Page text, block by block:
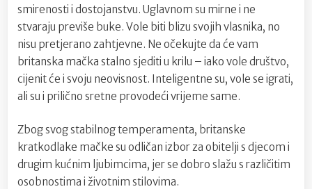
smirenosti i dostojanstvu. Uglavnom su mirne i ne
stvaraju previše buke. Vole biti blizu svojih vlasnika, no
nisu pretjerano zahtjevne. Ne očekujte da će vam
britanska mačka stalno sjediti u krilu – iako vole društvo,
cijenit će i svoju neovisnost. Inteligentne su, vole se igrati,
ali su i prilično sretne provodeći vrijeme same.
Zbog svog stabilnog temperamenta, britanske
kratkodlake mačke su odličan izbor za obitelji s djecom i
drugim kućnim ljubimcima, jer se dobro slažu s različitim
osobnostima i životnim stilovima.